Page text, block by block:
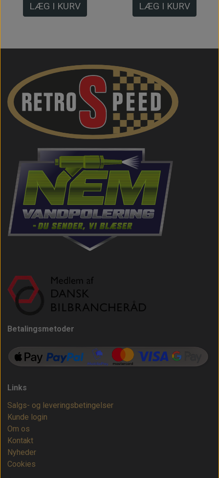
LÆG I KURV LÆG I KURV
Betalingsmetoder
Links
Salgs- og leveringsbetingelser
Kunde login
Om os
Kontakt
Nyheder
Cookies